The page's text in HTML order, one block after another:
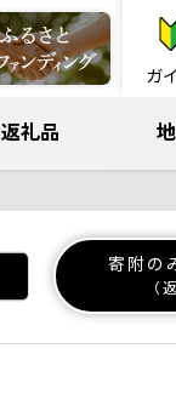
ガ
返礼品
寄附の
（